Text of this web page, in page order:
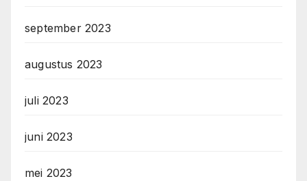
september 2023
augustus 2023
juli 2023
juni 2023
mei 2023